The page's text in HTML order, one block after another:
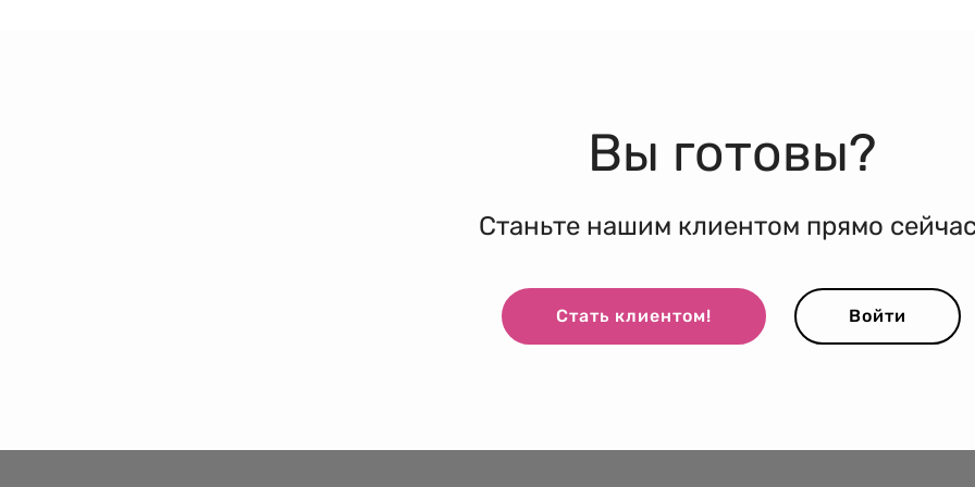
Вы готовы?
Станьте нашим клиентом прямо
Стать клиентом! Войти